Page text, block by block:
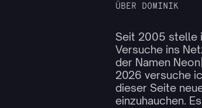
ÜBER DOMINIK
Seit 2005 stelle
Versuche ins
der Namen
2026 versuche
dieser Seite
einzuhauchen.